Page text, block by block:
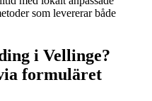
som levererar både
i Vellinge?
formuläret